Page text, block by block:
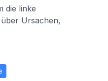
die linke
Ursachen,